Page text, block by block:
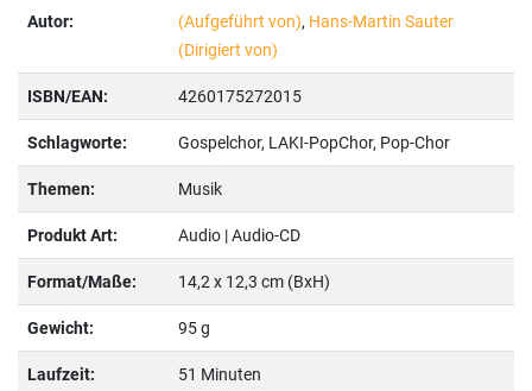
Autor: (Aufgeführt von), Hans-Martin Sauter
(Dirigiert von)
ISBN/EAN: 4260175272015
Schlagworte: Gospelchor, LAKI-PopChor, Pop-Chor
Themen: Musik
Produkt Art: Audio | Audio-CD
Format/Maße: 14,2 x 12,3 cm (BxH)
Gewicht: 95 g
Laufzeit: 51 Minuten